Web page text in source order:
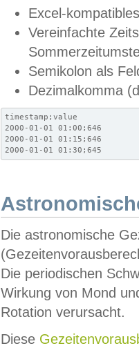
Excel-
Vereinfachte
Semikolon als
Dezimalkomma
timestamp;value
2000-01-01 01:00;646
2000-01-01 01:15;646
2000-01-01 01:30;645
Die astronomische
Die periodischen
Wirkung von Mond
Rotation verursacht.
Diese